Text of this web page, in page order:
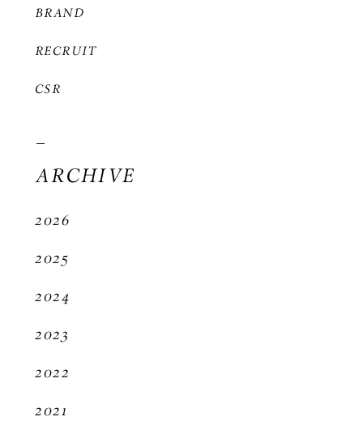
BRAND
RECRUIT
CSR
ARCHIVE
2026
2025
2024
2023
2022
2021